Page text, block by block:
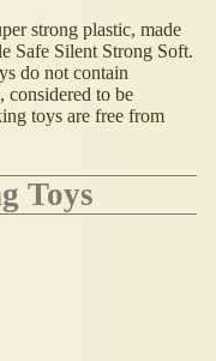
strong plastic, made
Safe Silent Strong Soft.
do not contain
considered to be
toys are free from
Toys